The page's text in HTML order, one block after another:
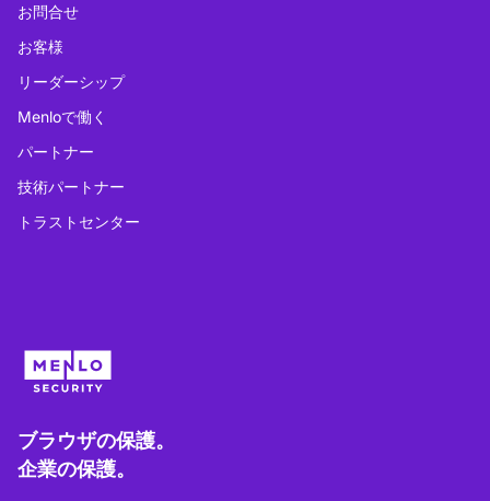
お問合せ
お客様
リーダーシップ
Menloで働く
パートナー
技術パートナー
トラストセンター
ブラウザの保護。
企業の保護。